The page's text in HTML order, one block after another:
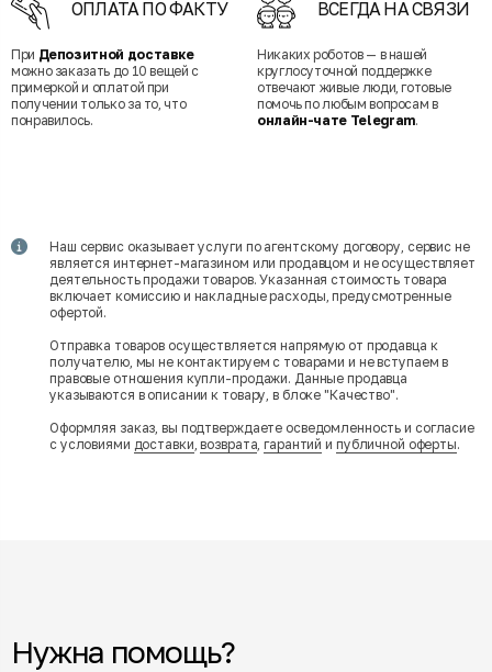
ОПЛАТА ПО ФАКТУ
При Депозитной доставке
можно заказать до 10 вещей с
примеркой и оплатой при
получении только за то, что
понравилось.
ВСЕГДА НА СВЯЗИ
Никаких роботов — в нашей
круглосуточной поддержке
отвечают живые люди, готовые
помочь по любым вопросам в
онлайн-чате Telegram.
Наш сервис оказывает услуги по агентскому договору, сервис не
является интернет-магазином или продавцом и не осуществляет
деятельность продажи товаров. Указанная стоимость товара
включает комиссию и накладные расходы, предусмотренные
офертой.
Отправка товаров осуществляется напрямую от продавца к
получателю, мы не контактируем с товарами и не вступаем в
правовые отношения купли-продажи. Данные продавца
указываются в описании к товару, в блоке "Качество".
Оформляя заказ, вы подтверждаете осведомленность и согласие
с условиями доставки,возврата,гарантий и публичной оферты.
Нужна помощь?